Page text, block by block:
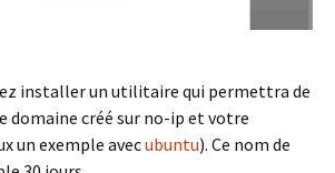
installer un utilitaire qui permettra de
domaine créé sur no-ip et votre
un exemple avecubuntu). Ce nom de